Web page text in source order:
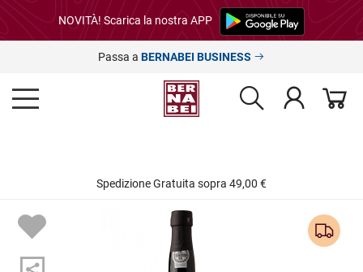
NOVITÀ! Scarica la nostra APP
Passa a BERNABEI BUSINESS
Spedizione Gratuita sopra 49,00 €